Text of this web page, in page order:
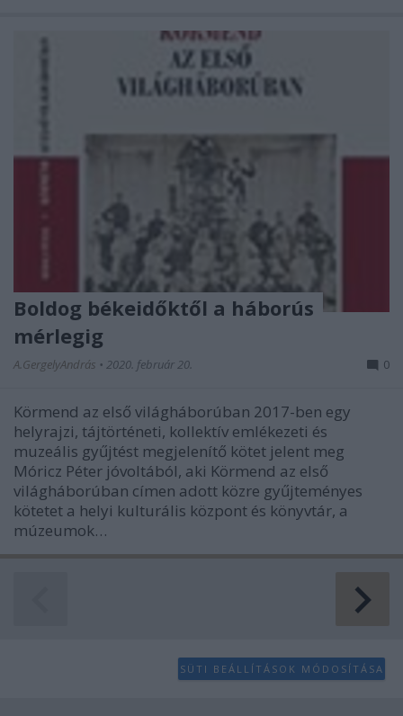
Boldog békeidőktől a háborús
mérlegig
A.GergelyAndrás • 2020. február 20. 0
Körmend az első világháborúban 2017-ben egy
helyrajzi, tájtörténeti, kollektív emlékezeti és
muzeális gyűjtést megjelenítő kötet jelent meg
Móricz Péter jóvoltából, aki Körmend az első
világháborúban címen adott közre gyűjteményes
kötetet a helyi kulturális központ és könyvtár, a
múzeumok…
SÜTI BEÁLLÍTÁSOK MÓDOSÍTÁSA